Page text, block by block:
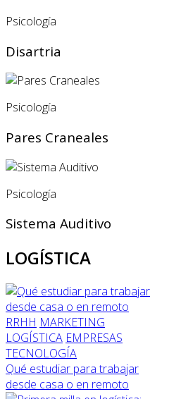
Psicología
Disartria
Psicología
Pares Craneales
Psicología
Sistema Auditivo
LOGÍSTICA
RRHH MARKETING
LOGÍSTICA EMPRESAS
TECNOLOGÍA
Qué estudiar para trabajar
desde casa o en remoto